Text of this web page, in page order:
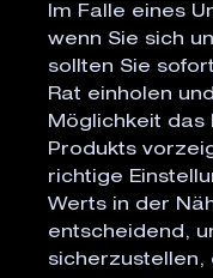
Im Falle eines
wenn Sie sich
sollten Sie
Rat einholen
Möglichkeit das
Produkts
richtige
Werts in der
entscheidend,
sicherzustellen,